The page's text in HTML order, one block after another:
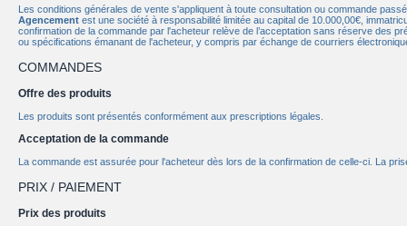
Les conditions générales de vente s'appliquent à toute consultation ou commande
Agencement est une société à responsabilité limitée au capital de 10.000,00€,
confirmation de la commande par l'acheteur relève de l’acceptation sans réserve des
ou spécifications émanant de l'acheteur, y compris par échange de courriers
COMMANDES
Offre des produits
Les produits sont présentés conformément aux prescriptions légales.
Acceptation de la commande
La commande est assurée pour l'acheteur dès lors de la confirmation de celle-ci. La
PRIX / PAIEMENT
Prix des produits